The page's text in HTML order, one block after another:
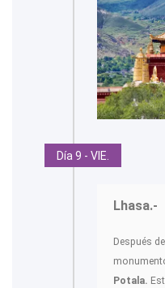
Día 9 - VIE.
Lhasa.-
Después
Potala.